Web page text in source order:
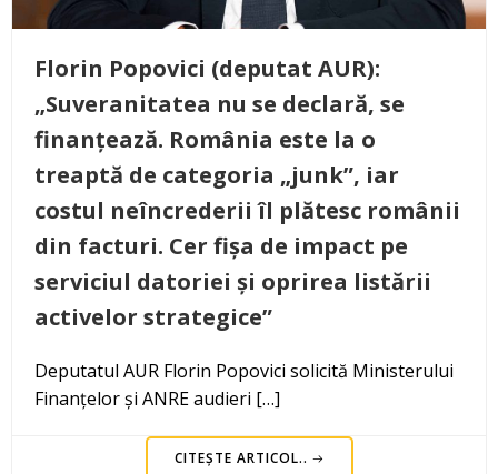
Florin Popovici (deputat AUR):
„Suveranitatea nu se declară, se
finanțează. România este la o
treaptă de categoria „junk”, iar
costul neîncrederii îl plătesc românii
din facturi. Cer fișa de impact pe
serviciul datoriei și oprirea listării
activelor strategice”
Deputatul AUR Florin Popovici solicită Ministerului
Finanțelor și ANRE audieri […]
CITEȘTE ARTICOL..